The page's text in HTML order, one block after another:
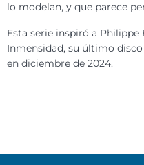
lo modelan, y que parece
Esta serie inspiró a
Inmensidad, su último
en diciembre de 2024.